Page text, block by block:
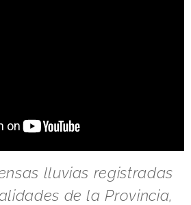
lluvias registradas
de la Provincia,